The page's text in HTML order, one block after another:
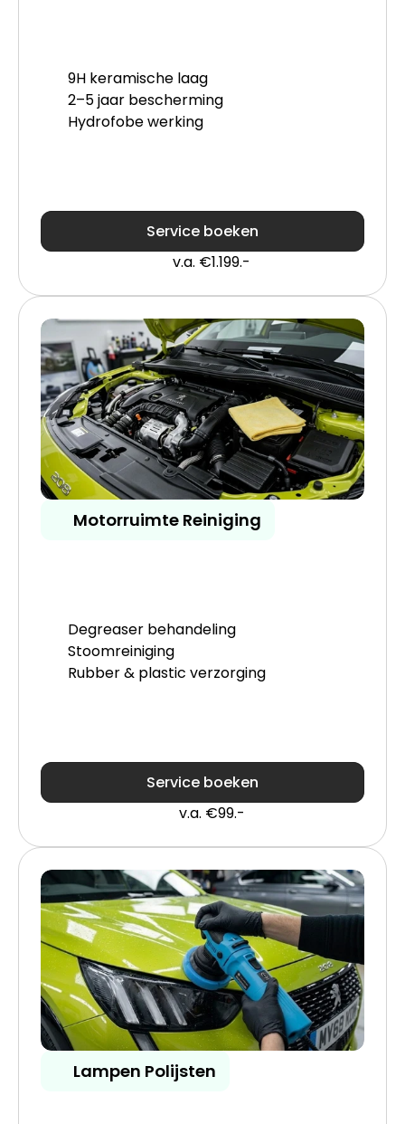
9H keramische laag
2–5 jaar bescherming
Hydrofobe werking
Service boeken
v.a. €1.199.-
Motorruimte Reiniging
Degreaser behandeling
Stoomreiniging
Rubber & plastic verzorging
Service boeken
v.a. €99.-
Lampen Polijsten